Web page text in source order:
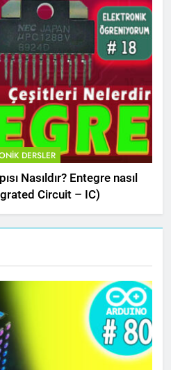
DERSLER
Nasıldır? Entegre nasıl
Circuit – IC)